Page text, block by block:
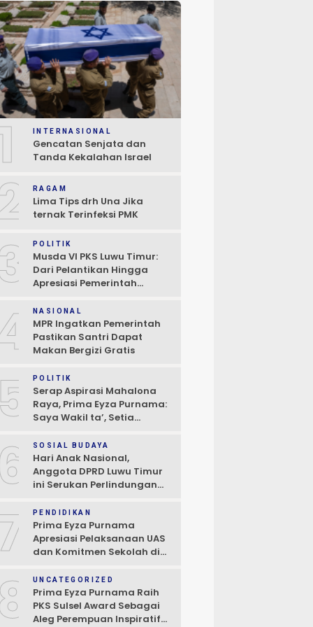
INTERNASIONAL
Gencatan Senjata dan
Tanda Kekalahan Israel
RAGAM
Lima Tips drh Una Jika
ternak Terinfeksi PMK
POLITIK
Musda VI PKS Luwu Timur:
Dari Pelantikan Hingga
Apresiasi Pemerintah
NASIONAL
MPR Ingatkan Pemerintah
Pastikan Santri Dapat
Makan Bergizi Gratis
5 POLITIK
Serap Aspirasi Mahalona
Raya, Prima Eyza Purnama:
Saya Wakil ta’, Setia
SOSIAL BUDAYA
Hari Anak Nasional,
Anggota DPRD Luwu Timur
ini Serukan Perlindungan
PENDIDIKAN
Prima Eyza Purnama
Apresiasi Pelaksanaan UAS
dan Komitmen Sekolah di
UNCATEGORIZED
Prima Eyza Purnama Raih
PKS Sulsel Award Sebagai
Aleg Perempuan Inspiratif